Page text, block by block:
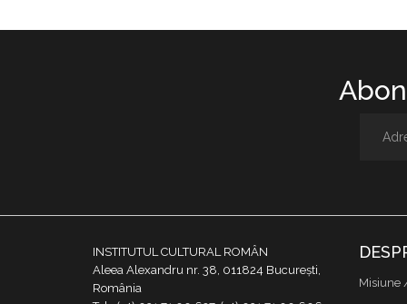
INSTITUTUL CULTURAL ROMÂN
Aleea Alexandru nr. 38, 011824 București,
România
Misiune